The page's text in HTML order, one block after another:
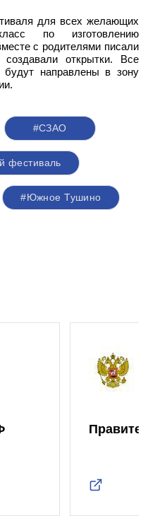
для всех желающих
по изготовлению
с родителями писали
открытки. Все
будут направлены в зону
#СЗАО
фестиваль
#Южное Тушино